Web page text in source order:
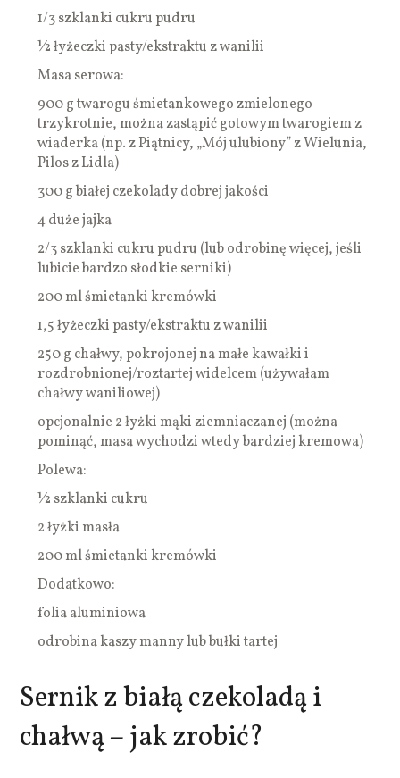
1/3 szklanki cukru pudru
½ łyżeczki pasty/ekstraktu z wanilii
Masa serowa:
900 g twarogu śmietankowego zmielonego
trzykrotnie, można zastąpić gotowym twarogiem z
wiaderka (np. z Piątnicy, „Mój ulubiony” z Wielunia,
Pilos z Lidla)
300 g białej czekolady dobrej jakości
4 duże jajka
2/3 szklanki cukru pudru (lub odrobinę więcej, jeśli
lubicie bardzo słodkie serniki)
200 ml śmietanki kremówki
1,5 łyżeczki pasty/ekstraktu z wanilii
250 g chałwy, pokrojonej na małe kawałki i
rozdrobnionej/roztartej widelcem (używałam
chałwy waniliowej)
opcjonalnie 2 łyżki mąki ziemniaczanej (można
pominąć, masa wychodzi wtedy bardziej kremowa)
Polewa:
½ szklanki cukru
2 łyżki masła
200 ml śmietanki kremówki
Dodatkowo:
folia aluminiowa
odrobina kaszy manny lub bułki tartej
Sernik z białą czekoladą i
chałwą – jak zrobić?